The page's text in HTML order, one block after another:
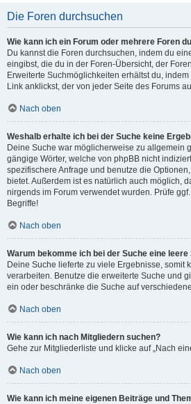
Die Foren durchsuchen
Wie kann ich ein Forum oder mehrere Foren
Du kannst die Foren durchsuchen, indem du
eingibst, die du in der Foren-Übersicht, der
Erweiterte Suchmöglichkeiten erhältst du, indem
Link anklickst, der von jeder Seite des Forums
Nach oben
Weshalb erhalte ich bei der Suche keine
Deine Suche war möglicherweise zu allgemein
gängige Wörter, welche von phpBB nicht
spezifischere Anfrage und benutze die
bietet. Außerdem ist es natürlich auch möglich,
nirgends im Forum verwendet wurden. Prüfe
Begriffe!
Nach oben
Warum bekomme ich bei der Suche eine leere
Deine Suche lieferte zu viele Ergebnisse, somit
verarbeiten. Benutze die erweiterte Suche und
ein oder beschränke die Suche auf
Nach oben
Wie kann ich nach Mitgliedern suchen?
Gehe zur Mitgliederliste und klicke auf „Nach
Nach oben
Wie kann ich meine eigenen Beiträge und